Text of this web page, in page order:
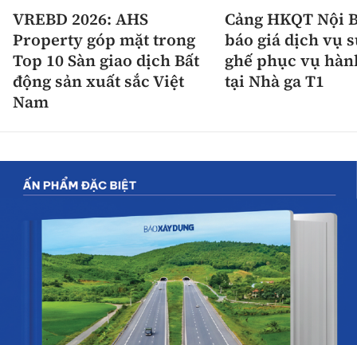
VREBD 2026: AHS
Property góp mặt trong
Top 10 Sàn giao dịch Bất
động sản xuất sắc Việt
Nam
Cảng HKQT Nội
báo giá dịch vụ
ghế phục vụ
tại Nhà ga T1